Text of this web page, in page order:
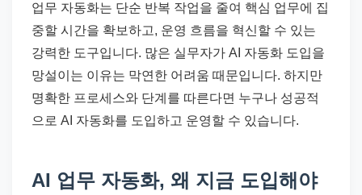
업무 자동화는 단순 반복 작업을 줄여 핵심 업무에 집
중할 시간을 확보하고, 운영 흐름을 혁신할 수 있는
강력한 도구입니다. 많은 실무자가 AI 자동화 도입을
망설이는 이유는 막연한 어려움 때문입니다. 하지만
명확한 프로세스와 단계를 따른다면 누구나 성공적
으로 AI 자동화를 도입하고 운영할 수 있습니다.
AI 업무 자동화, 왜 지금 도입해야